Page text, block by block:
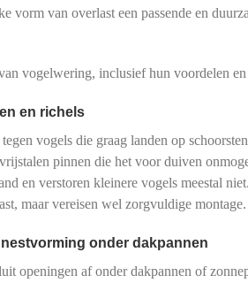
vorm van overlast een passende en
vogelwering, inclusief hun voordelen en
en richels
vogels die graag landen op
pinnen die het voor duiven
en verstoren kleinere vogels meestal
maar vereisen wel zorgvuldige montage.
onder dakpannen
openingen af onder dakpannen of